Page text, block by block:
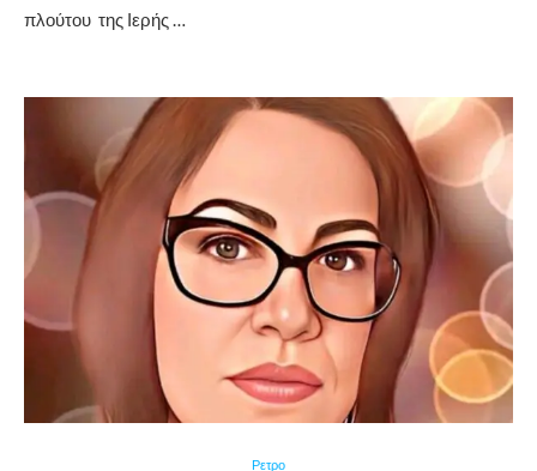
πλούτου της Ιερής …
Ρετρο